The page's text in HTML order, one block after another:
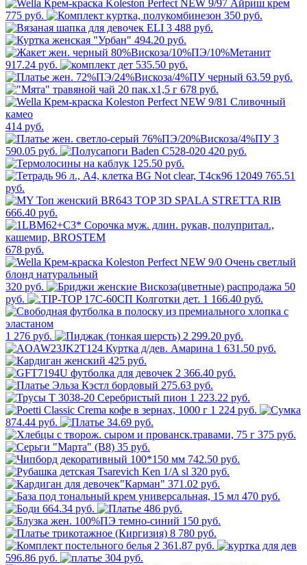
775 руб.
350 руб.
3 488 руб.
494.20 руб.
917.24 руб.
535.50 руб.
63.59 руб.
678 руб.
414 руб.
3
590.05 руб.
420 руб.
125.50 руб.
765.51
руб.
666.40 руб.
678 руб.
320 руб.
50
руб.
1 166.40 руб.
1 276 руб.
2 299.20 руб.
1 631.50 руб.
425 руб.
2 366.40 руб.
275.63 руб.
1 223.22 руб.
1 224 руб.
874.44 руб.
34.69 руб.
375 руб.
35 руб.
742.50 руб.
320 руб.
371.02 руб.
470 руб.
664.34 руб.
486 руб.
150 руб.
8 780 руб.
2 361.87 руб.
596.86 руб.
304 руб.